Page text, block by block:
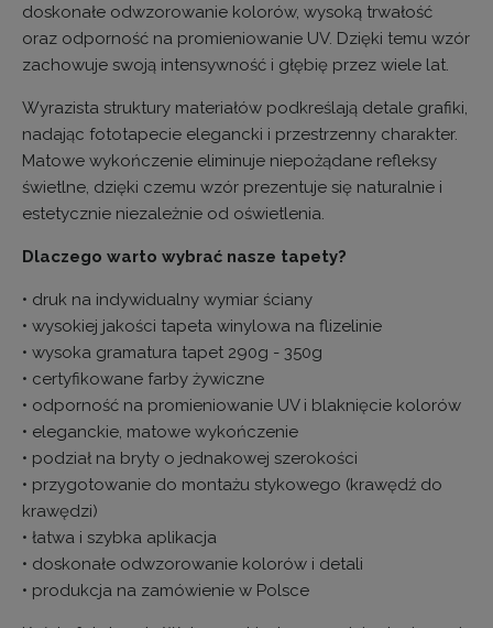
doskonałe odwzorowanie kolorów, wysoką trwałość
oraz odporność na promieniowanie UV. Dzięki temu wzór
zachowuje swoją intensywność i głębię przez wiele lat.
Wyrazista struktury materiałów podkreślają detale grafiki,
nadając fototapecie elegancki i przestrzenny charakter.
Matowe wykończenie eliminuje niepożądane refleksy
świetlne, dzięki czemu wzór prezentuje się naturalnie i
estetycznie niezależnie od oświetlenia.
Dlaczego warto wybrać nasze tapety?
• druk na indywidualny wymiar ściany
• wysokiej jakości tapeta winylowa na flizelinie
• wysoka gramatura tapet 290g - 350g
• certyfikowane farby żywiczne
• odporność na promieniowanie UV i blaknięcie kolorów
• eleganckie, matowe wykończenie
• podział na bryty o jednakowej szerokości
• przygotowanie do montażu stykowego (krawędź do
krawędzi)
• łatwa i szybka aplikacja
• doskonałe odwzorowanie kolorów i detali
• produkcja na zamówienie w Polsce